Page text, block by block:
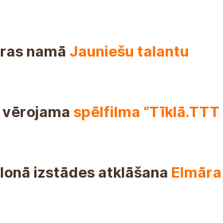
namā Jauniešu talantu
vērojama spēlfilma “Tīklā.TTT
izstādes atklāšana Elmāra